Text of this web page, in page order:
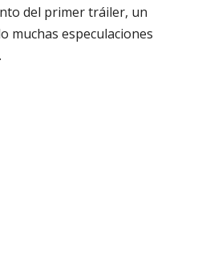
del primer tráiler, un
muchas especulaciones